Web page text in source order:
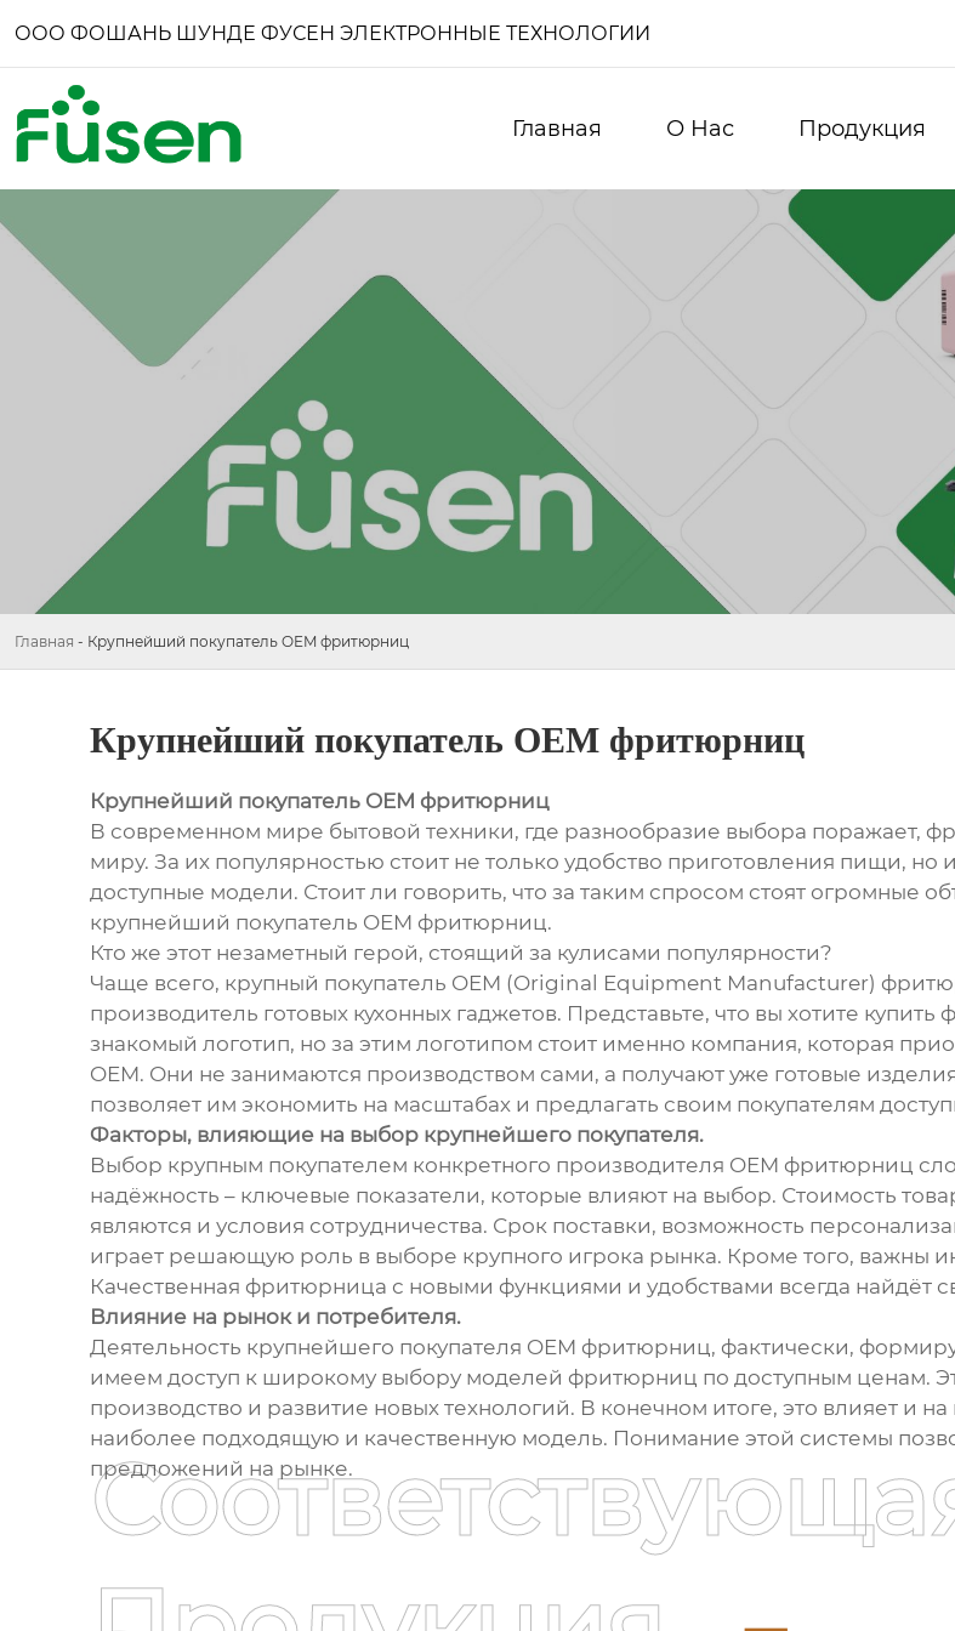
ООО ФОШАНЬ ШУНДЕ ФУСЕН ЭЛЕКТРОННЫЕ ТЕХНОЛОГИИ
Главная О Нас Продукция
Главная - Крупнейший покупатель OEM фритюрниц
Крупнейший покупатель OEM фритюрниц
Крупнейший покупатель OEM фритюрниц
В современном мире бытовой техники, где разнообразие выбора поражает,
миру. За их популярностью стоит не только удобство приготовления пищи, но
доступные модели. Стоит ли говорить, что за таким спросом стоят огромные
крупнейший покупатель OEM фритюрниц.
Кто же этот незаметный герой, стоящий за кулисами популярности?
Чаще всего, крупный покупатель OEM (Original Equipment Manufacturer)
производитель готовых кухонных гаджетов. Представьте, что вы хотите
знакомый логотип, но за этим логотипом стоит именно компания, которая
OEM. Они не занимаются производством сами, а получают уже готовые
позволяет им экономить на масштабах и предлагать своим покупателям
Факторы, влияющие на выбор крупнейшего покупателя.
Выбор крупным покупателем конкретного производителя OEM фритюрниц
надёжность – ключевые показатели, которые влияют на выбор. Стоимость
являются и условия сотрудничества. Срок поставки, возможность
играет решающую роль в выборе крупного игрока рынка. Кроме того, важны
Качественная фритюрница с новыми функциями и удобствами всегда найдёт
Влияние на рынок и потребителя.
Деятельность крупнейшего покупателя OEM фритюрниц, фактически,
имеем доступ к широкому выбору моделей фритюрниц по доступным ценам.
производство и развитие новых технологий. В конечном итоге, это влияет и
наиболее подходящую и качественную модель. Понимание этой системы
предложений на рынке.